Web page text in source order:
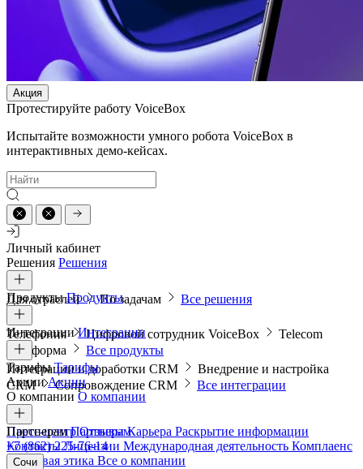
Акция
Протестируйте работу VoiceBox
Испытайте возможности умного робота VoiceBox в
интерактивных демо-кейсах.
Личный кабинет
Решения Решения
Для отраслей По задачам Все решения
ПродуктыПродукты
Телефония Цифровой сотрудник VoiceBox
Telecom
платформа
Все продукты
ИнтеграцииИнтеграции
Интеграции и доработки CRM
Внедрение и настройка
CRM
Сопровождение CRM Все интеграции
ТарифыТарифы
АкцииАкции
О компании О компании
Пресс-центрОтзывыКарьера Раскрытие информации
КонтактыЛицензии Международная деятельность Комплаенс
и деловая этика Все о компании
ПартнерамПартнерам
+7 (862) 225-76-14
Сочи